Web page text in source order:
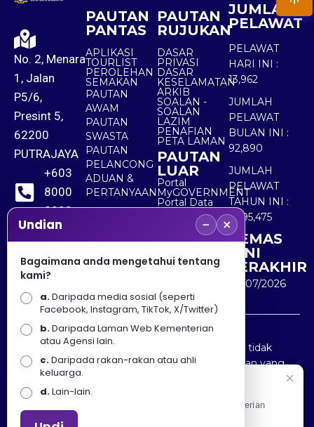
No. 2, Menara
1, Jalan
P5/6,
Presint 5,
62200
PUTRAJAYA
+603
8000
8000
+603
8891
7100
PAUTAN
PANTAS
APLIKASI
TOURLIST
PEROLEHAN
SEMAKAN
PAUTAN
AWAM
PAUTAN
SWASTA
PAUTAN
PELANCONG
ADUAN &
PERTANYAAN
PAUTAN
RUJUKAN
DASAR
PRIVASI
DASAR
KESELAMATAN
ARKIB
SOALAN -
SOALAN
LAZIM
PENAFIAN
PETA LAMAN
PAUTAN
LUAR
Portal
MyGOVERNMENT
Portal Data
Terbuka
Sektor Awam
JUMLAH
PELAWAT
PELAWAT
HARI INI :
13,962
JUMLAH
PELAWAT
BULAN INI :
92,890
JUMLAH
PELAWAT
TAHUN INI :
5,495,475
KEMAS
KINI
TERAKHIR
30/07/2026
Penafian : Kerajaan Malaysia dan Kementerian
Pelancongan Seni dan Budaya (MOTAC) adalah tidak
bertanggungjawab atas kehilangan atau kerugian yang
disebabkan oleh penggunaan mana-mana maklumat
yang diperolehi dari portal ini.
Undian − ×
Bagaimana anda mengetahui tentang
kami?
a.Daripada media sosial (seperti
Facebook, Instagram, TikTok, X/Twitter)
b.Daripada Laman Web Kementerian
atau Agensi lain.
c.Daripada rakan-rakan atau ahli
keluarga.
d.Lain-lain.
Apa Khabar! Selamat datang ke Portal Rasmi Kementerian
Pelancongan, Seni dan Budaya